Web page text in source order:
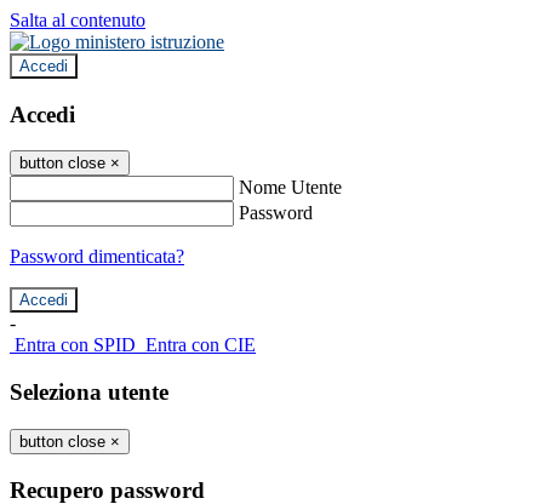
Salta al contenuto
Accedi
Accedi
button close ×
Nome Utente
Password
Password dimenticata?
-
Entra con SPID Entra con CIE
Seleziona utente
button close ×
Recupero password